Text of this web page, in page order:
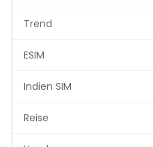
Trend
ESIM
Indien SIM
Reise